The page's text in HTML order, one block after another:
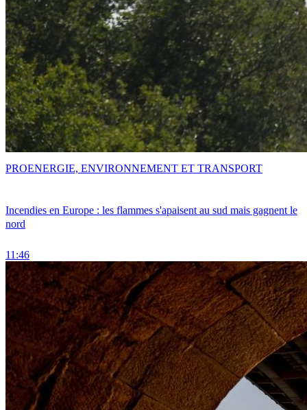
Incendies en Europe : les flammes s'apaisent au sud mais gagnent le
nord
11:46
PROENERGIE, ENVIRONNEMENT ET TRANSPORT